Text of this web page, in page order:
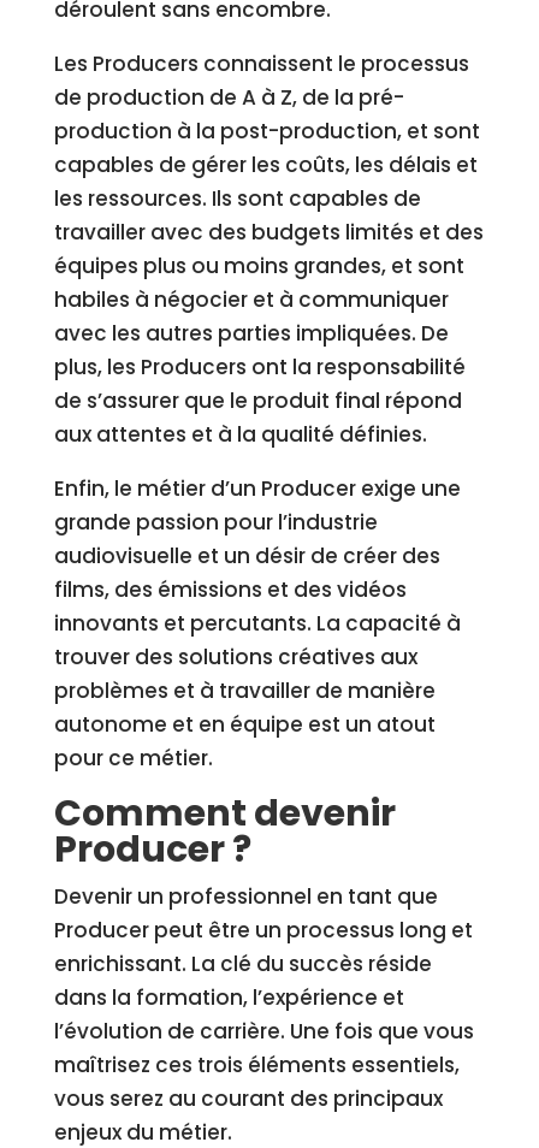
déroulent sans encombre.
Les Producers connaissent le processus
de production de A à Z, de la pré-
production à la post-production, et sont
capables de gérer les coûts, les délais et
les ressources. Ils sont capables de
travailler avec des budgets limités et des
équipes plus ou moins grandes, et sont
habiles à négocier et à communiquer
avec les autres parties impliquées. De
plus, les Producers ont la responsabilité
de s’assurer que le produit final répond
aux attentes et à la qualité définies.
Enfin, le métier d’un Producer exige une
grande passion pour l’industrie
audiovisuelle et un désir de créer des
films, des émissions et des vidéos
innovants et percutants. La capacité à
trouver des solutions créatives aux
problèmes et à travailler de manière
autonome et en équipe est un atout
pour ce métier.
Comment devenir
Producer ?
Devenir un professionnel en tant que
Producer peut être un processus long et
enrichissant. La clé du succès réside
dans la formation, l’expérience et
l’évolution de carrière. Une fois que vous
maîtrisez ces trois éléments essentiels,
vous serez au courant des principaux
enjeux du métier.